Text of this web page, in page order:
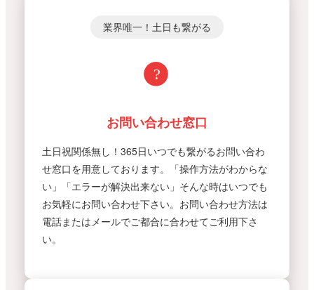
業界唯一！土日も繋がる
お問い合わせ窓口
土日祝関係無し！365日いつでも繋がるお問い合わ
せ窓口を用意しております。「操作方法がわからな
い」「エラーが解決出来ない」そんな時はいつでも
お気軽にお問い合わせ下さい。お問い合わせ方法は
電話またはメールでご都合に合わせてご利用下さ
い。